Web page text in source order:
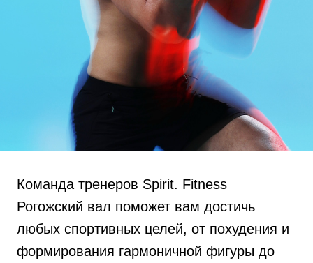
Команда тренеров Spirit. Fitness
Рогожский вал поможет вам достичь
любых спортивных целей, от похудения и
формирования гармоничной фигуры до